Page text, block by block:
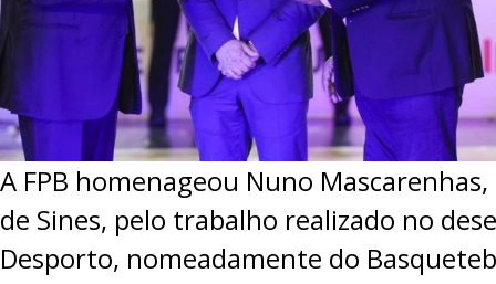
A FPB homenageou Nuno
de Sines, pelo trabalho realizado no
Desporto, nomeadamente do